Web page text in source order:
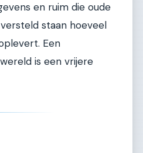
en ruim die oude
staan hoeveel
Een
is een vrijere